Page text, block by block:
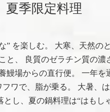
夏季限定料理
” を楽しむ。 大寒、天然の
と、 良質のゼラチン質の濃
鰻場からの直行便。 一年を
フワで、脂が乗る。 大暑、
とし、夏の鍋料理は“はもし